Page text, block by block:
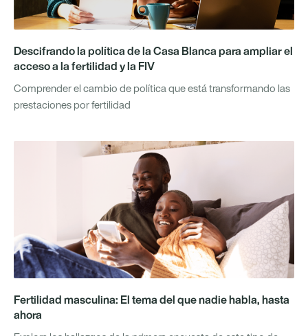
Descifrando la política de la Casa Blanca para ampliar el
acceso a la fertilidad y la FIV
Comprender el cambio de política que está transformando las
prestaciones por fertilidad
Fertilidad masculina: El tema del que nadie habla, hasta
ahora